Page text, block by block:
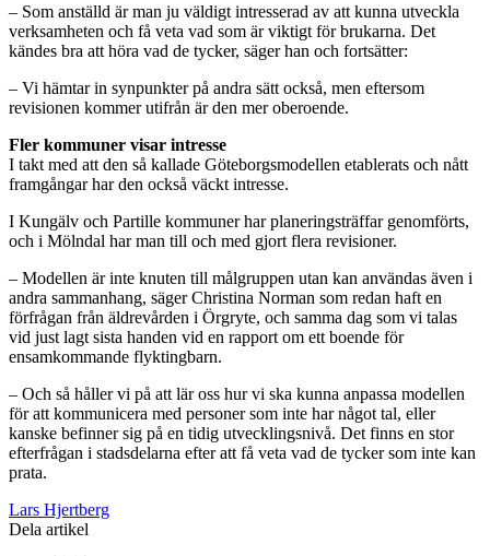
– Som anställd är man ju väldigt intresserad av att kunna utveckla
verksamheten och få veta vad som är viktigt för brukarna. Det
kändes bra att höra vad de tycker, säger han och fortsätter:
– Vi hämtar in synpunkter på andra sätt också, men eftersom
revisionen kommer utifrån är den mer oberoende.
Fler kommuner visar intresse
I takt med att den så kallade Göteborgsmodellen etablerats och nått
framgångar har den också väckt intresse.
I Kungälv och Partille kommuner har planeringsträffar genomförts,
och i Mölndal har man till och med gjort flera revisioner.
– Modellen är inte knuten till målgruppen utan kan användas även i
andra sammanhang, säger Christina Norman som redan haft en
förfrågan från äldrevården i Örgryte, och samma dag som vi talas
vid just lagt sista handen vid en rapport om ett boende för
ensamkommande flyktingbarn.
– Och så håller vi på att lär oss hur vi ska kunna anpassa modellen
för att kommunicera med personer som inte har något tal, eller
kanske befinner sig på en tidig utvecklingsnivå. Det finns en stor
efterfrågan i stadsdelarna efter att få veta vad de tycker som inte kan
prata.
Lars Hjertberg
Dela artikel